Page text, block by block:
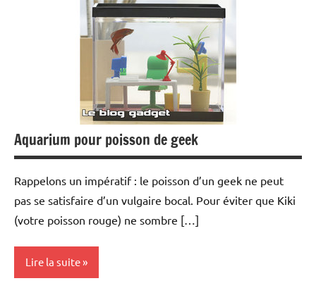
Aquarium pour poisson de geek
Rappelons un impératif : le poisson d’un geek ne peut
pas se satisfaire d’un vulgaire bocal. Pour éviter que Kiki
(votre poisson rouge) ne sombre […]
Lire la suite